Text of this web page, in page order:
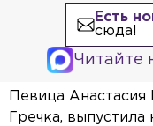
Есть
сюда!
Читайте
Певица
Гречка,